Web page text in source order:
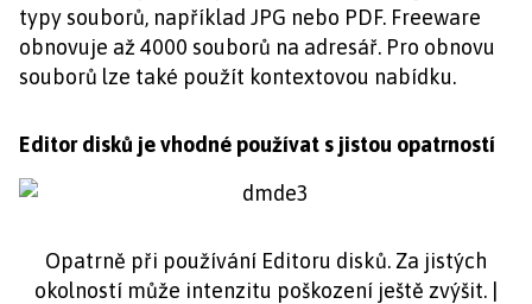
typy souborů, například JPG nebo PDF. Freeware
obnovuje až 4000 souborů na adresář. Pro obnovu
souborů lze také použít kontextovou nabídku.
Editor disků je vhodné používat s jistou opatrností
Opatrně při používání Editoru disků. Za jistých
okolností může intenzitu poškození ještě zvýšit. |